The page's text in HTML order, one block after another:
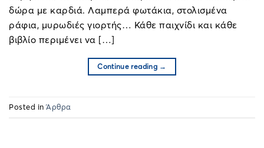
δώρα με καρδιά. Λαμπερά φωτάκια, στολισμένα
ράφια, μυρωδιές γιορτής… Κάθε παιχνίδι και κάθε
βιβλίο περιμένει να […]
Continue reading →
Posted inΆρθρα